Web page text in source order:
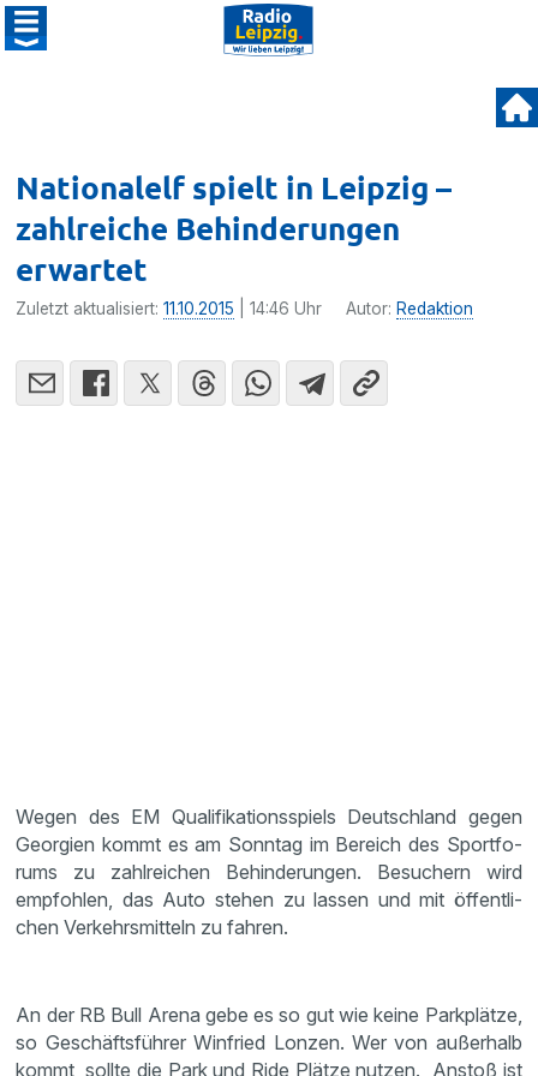
Nationalelf spielt in Leipzig –
zahlreiche Behinderungen
erwartet
Zuletzt aktualisiert:11.10.2015 | 14:46 Uhr Autor: Redaktion
Wegen des EM Quali­fi­ka­ti­ons­spiels Deutsch­land gegen
Georgien kommt es am Sonntag im Bereich des Sport­fo­
rums zu zahlrei­chen Behin­de­rungen. Besuchern wird
empfohlen, das Auto stehen zu lassen und mit öffent­li­
chen Verkehrs­mit­teln zu fahren.
An der RB Bull Arena gebe es so gut wie keine Parkplätze,
so Geschäfts­führer Winfried Lonzen. Wer von außer­halb
kommt, sollte die Park und Ride Plätze nutzen. Anstoß ist